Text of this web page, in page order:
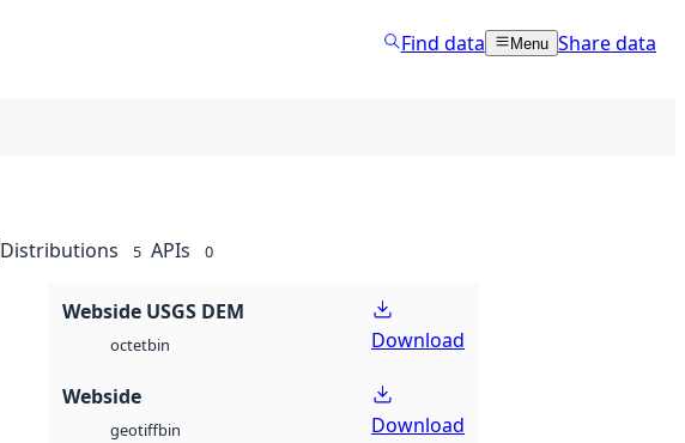
Find data Menu Share data
Distributions 5 APIs 0
Webside USGS DEM
octetbin Download
Webside
geotiffbin Download